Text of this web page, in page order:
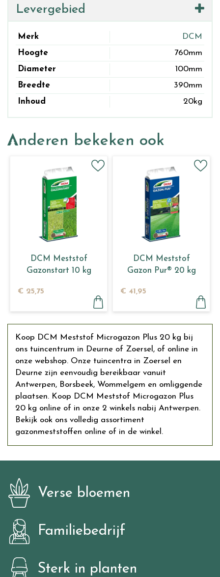
Levergebied
Merk
DCM
Hoogte
760mm
Diameter
100mm
Breedte
390mm
Inhoud
20kg
Anderen bekeken ook
DCM Meststof
Gazonstart 10 kg
€ 25,75
DCM Meststof
Gazon Pur® 20 kg
€ 41,95
Koop DCM Meststof Microgazon Plus 20 kg bij
ons tuincentrum in Deurne of Zoersel, of online in
onze webshop. Onze tuincentra in Zoersel en
Deurne zijn eenvoudig bereikbaar vanuit
Antwerpen, Borsbeek, Wommelgem en omliggende
plaatsen. Koop DCM Meststof Microgazon Plus
20 kg online of in onze 2 winkels nabij Antwerpen.
Bekijk ook ons volledig assortiment
gazonmeststoffen online of in de winkel.
Verse bloemen
Familiebedrijf
Sterk in planten